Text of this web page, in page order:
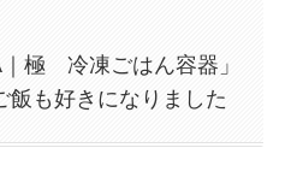
極 冷凍ごはん容器」
飯も好きになりました